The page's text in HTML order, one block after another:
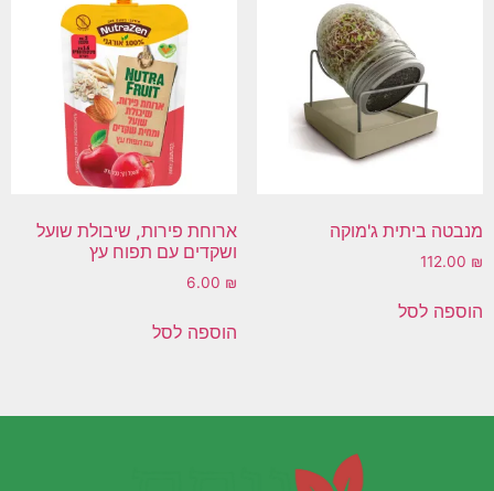
מנבטה ביתית ג'מוקה
112.00 ₪
הוספה לסל
ארוחת פירות, שיבולת שועל
ושקדים עם תפוח עץ
6.00 ₪
הוספה לסל